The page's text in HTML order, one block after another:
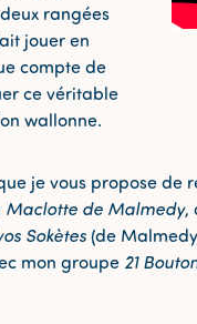
rangées
jouer en
compte de
ce véritable
wallonne.
je vous propose de
Maclotte de Malmedy,
Sokètes (de
mon groupe 21